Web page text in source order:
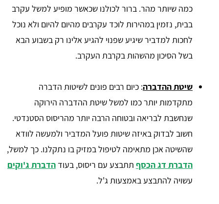
כמה שיותר מהר. ברור לכולנו שכאשר מופיע למשל עקרב
בבית, נזמין במהירות לוכד עקרבים מהיום להיום ולא נוכל
לחכות למדביר שיגיע שפנוי להגיע אלינו רק בשבוע הבא
בשל הסיכון מהשהות בקרבת העקרב.
שיטת ההדברה: כיום רבים פונים לשיטות הדברה
מתקדמות יותר כמו למשל שיטת ההדברה הירוקה
שנחשבת לבריאה ובטוחה הרבה יותר מהריסוס הסטנדטי.
חשוב לבדוק באיזה שיטות פועל המדביר ולמעשה לוודא
שהשיטה אכן מתאימה לטיפול במזיק בו נתקלנו. כך למשל,
הדברת דג הכסף תתבצע עם ריסוס, בעוד הדברת ג'וקים
עשויה להתבצע באמצעות ג'ל.